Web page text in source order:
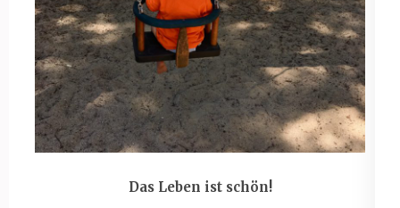
Das Leben ist schön!